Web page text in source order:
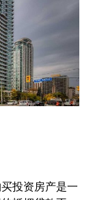
投资房产是一